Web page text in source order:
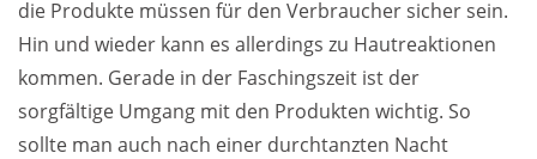
Produktsicherheit
Weiterführende
Literatur
die Produkte müssen für den Verbraucher sicher sein.
Hin und wieder kann es allerdings zu Hautreaktionen
kommen. Gerade in der Faschingszeit ist der
sorgfältige Umgang mit den Produkten wichtig. So
sollte man auch nach einer durchtanzten Nacht